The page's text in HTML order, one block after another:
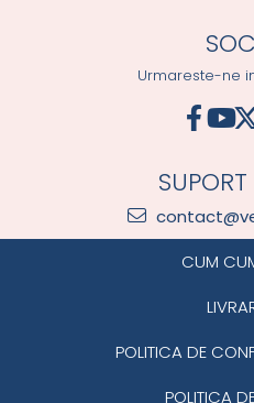
Urmareste-ne
CUM
POLITICA DE
POLITICA